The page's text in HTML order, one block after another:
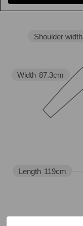
Length 119cm
Width 87.3cm
Shoulder width